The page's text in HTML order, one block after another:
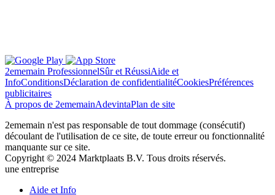
2ememain ProfessionnelSûr et RéussiAide et
InfoConditionsDéclaration de confidentialitéCookiesPréférences
publicitaires
À propos de 2ememainAdevintaPlan de site
2ememain n'est pas responsable de tout dommage (consécutif)
découlant de l'utilisation de ce site, de toute erreur ou fonctionnalité
manquante sur ce site.
Copyright © 2024 Marktplaats B.V. Tous droits réservés.
une entreprise
Close
Aide et Info